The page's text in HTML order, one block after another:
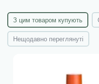
З цим товаром купують
Нещодавно переглянуті